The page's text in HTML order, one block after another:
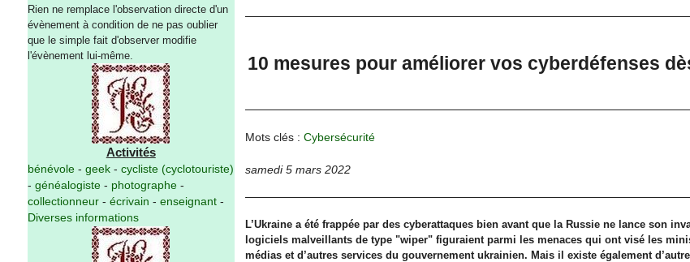
Rien ne remplace l'observation directe d'un
évènement à condition de ne pas oublier
que le simple fait d'observer modifie
l'évènement lui-même.
Activités
bénévole- geek- cycliste (cyclotouriste)
- généalogiste- photographe-
collectionneur- écrivain - enseignant-
Diverses informations
10 mesures pour améliorer vos cyberdéfenses
Mots clés : Cybersécurité
samedi 5 mars 2022
L’Ukraine a été frappée par des cyberattaques bien avant que la Russie ne lance son
logiciels malveillants de type "wiper" figuraient parmi les menaces qui ont visé les
médias et d’autres services du gouvernement ukrainien. Mais il existe également